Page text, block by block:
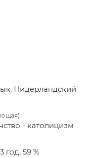
Нидерландский
- католицизм
год, 59 %